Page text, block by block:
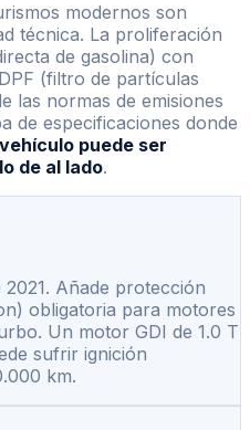
modernos son
técnica. La proliferación
de gasolina) con
(filtro de partículas
las normas de emisiones
de especificaciones donde
puede ser
de al lado.
2021. Añade protección
obligatoria para motores
Un motor GDI de 1.0 T
sufrir ignición
km.